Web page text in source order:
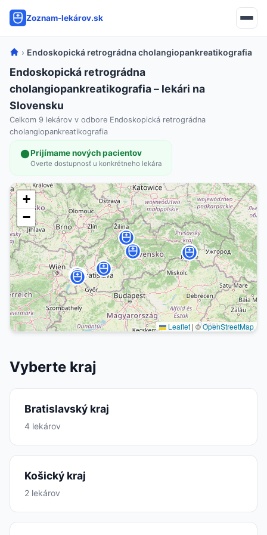
Zoznam-lekárov.sk
› Endoskopická retrográdna cholangiopankreatikografia
Endoskopická retrográdna
cholangiopankreatikografia – lekári na
Slovensku
Celkom 9 lekárov v odbore Endoskopická retrográdna
cholangiopankreatikografia
Prijímame nových pacientov
Overte dostupnosť u konkrétneho lekára
+
−
Leaflet | ©OpenStreetMap
Vyberte kraj
Bratislavský kraj
4 lekárov
Košický kraj
2 lekárov